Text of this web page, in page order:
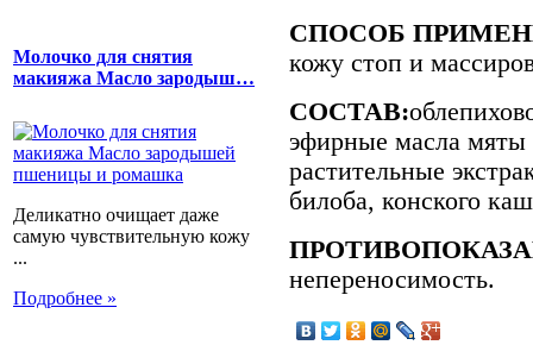
Молочко для снятия
макияжа Масло зародыш…
Деликатно очищает даже
самую чувствительную кожу
...
Подробнее »
СПОСОБ
кожу стоп и
СОСТАВ:
эфирные масла мяты
растительные
билоба, конского
непереносимость.